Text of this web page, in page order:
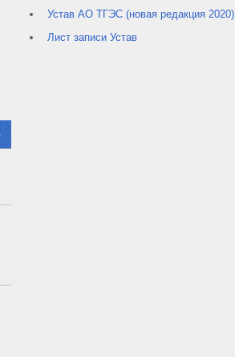
Устав АО ТГЭС (новая редакция 2020)
Лист записи Устав